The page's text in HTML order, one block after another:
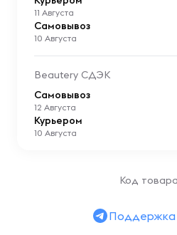
11 Августа
Самовывоз
10 Августа
Beautery СДЭК
Самовывоз
12 Августа
Курьером
10 Августа
Код
Поддержка